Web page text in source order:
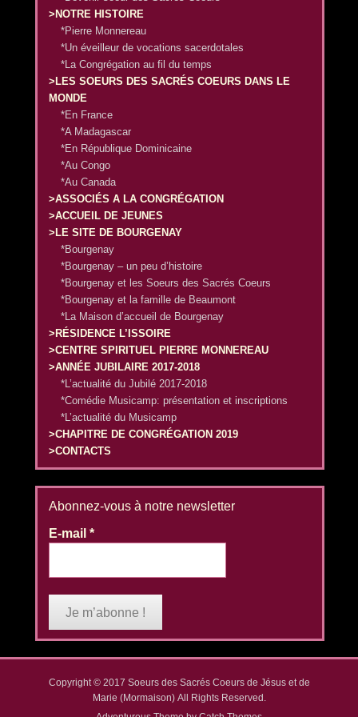
>NOTRE HISTOIRE
*Pierre Monnereau
*Un éveilleur de vocations sacerdotales
*La Congrégation au fil du temps
>LES SOEURS DES SACRÉS COEURS DANS LE
MONDE
*En France
*A Madagascar
*En République Dominicaine
*Au Congo
*Au Canada
>ASSOCIÉS A LA CONGRÉGATION
>ACCUEIL DE JEUNES
>LE SITE DE BOURGENAY
*Bourgenay
*Bourgenay – un peu d’histoire
*Bourgenay et les Soeurs des Sacrés Coeurs
*Bourgenay et la famille de Beaumont
*La Maison d’accueil de Bourgenay
>RÉSIDENCE L’ISSOIRE
>CENTRE SPIRITUEL PIERRE MONNEREAU
>ANNÉE JUBILAIRE 2017-2018
*L’actualité du Jubilé 2017-2018
*Comédie Musicamp: présentation et inscriptions
*L’actualité du Musicamp
>CHAPITRE DE CONGRÉGATION 2019
>CONTACTS
Abonnez-vous à notre newsletter
E-mail*
Copyright © 2017 Soeurs des Sacrés Coeurs de Jésus et de
Marie (Mormaison)All Rights Reserved.